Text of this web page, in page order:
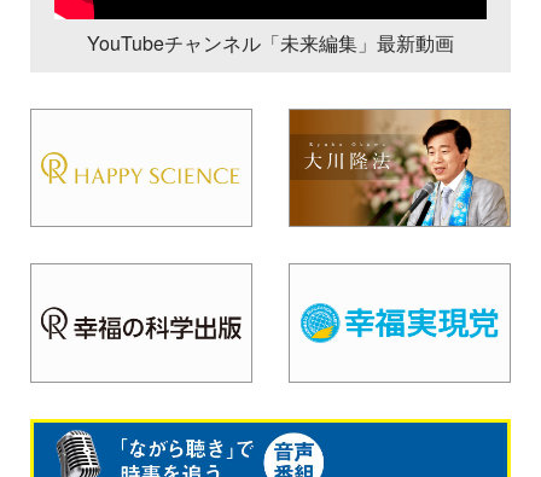
YouTubeチャンネル「未来編集」最新動画